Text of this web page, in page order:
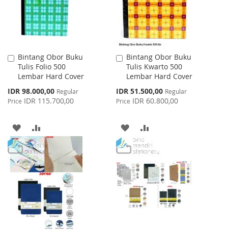
Bintang Obor Buku
Tulis Folio 500
Lembar Hard Cover
Special
Price
IDR 98.000,00 Regular
Price IDR 115.700,00
Add
to
Cart
ADD
TO
WISH
LIST
TO
COMPARE
Bintang Obor Buku
Tulis Kwarto 500
Lembar Hard Cover
Special
Price
IDR 51.500,00 Regular
Price IDR 60.800,00
Add
to
Cart
ADD
TO
WISH
LIST
TO
COMPARE